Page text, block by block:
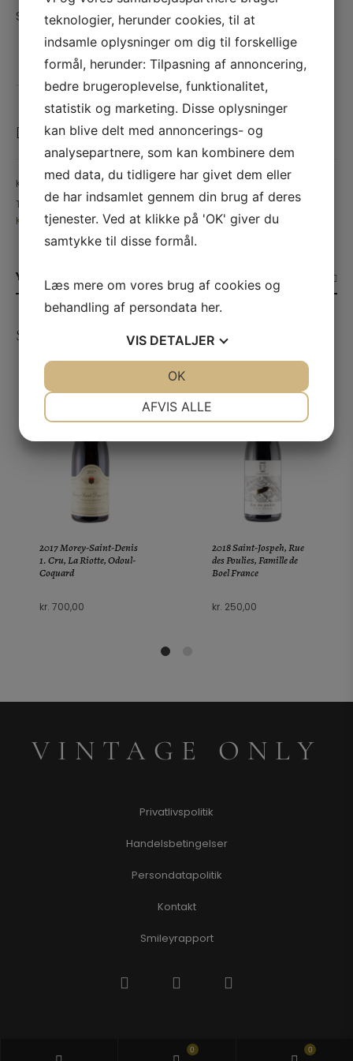
Stand A/B
1 på lager fra kælderlisten
TILFØJ TIL KURV
SAMMENLIGN VARE
Kategori:Vin
Tags:1. Cru Classe,2019,Bordeaux,Cabernet Sauvignon ,Frankrig
Kælderliste,magnum,Merlot,Mouton Rothschild,Pauillac
YDERLIGERE INFORMATION
SE ANDRE PRODUKTER
2017 Morey-Saint-Denis
1. Cru, La Riotte, Odoul-
Coquard
kr. 700,00
2018 Saint-Jospeh, Rue
des Poulies, Famille de
Boel France
kr. 250,00
VINTAGE ONLY
Privatlivspolitik
Handelsbetingelser
Persondatapolitik
Kontakt
Smileyrapport
0 0
teknologier, herunder cookies, til at
indsamle oplysninger om dig til forskellige
formål, herunder: Tilpasning af annoncering,
bedre brugeroplevelse, funktionalitet,
statistik og marketing. Disse oplysninger
kan blive delt med annoncerings- og
analysepartnere, som kan kombinere dem
med data, du tidligere har givet dem eller
de har indsamlet gennem din brug af deres
tjenester. Ved at klikke på 'OK' giver du
samtykke til disse formål.
Læs mere om vores brug af cookies og
behandling af persondata her.
VIS DETALJER
STATISTIK
AFVIS ALLE
OK